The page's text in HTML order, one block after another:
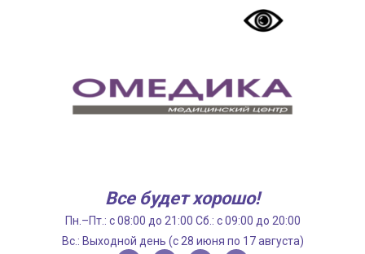
Все будет хорошо!
Пн.–Пт.: с 08:00 до 21:00 Сб.: с 09:00 до 20:00
Вс.: Выходной день (с 28 июня по 17 августа)